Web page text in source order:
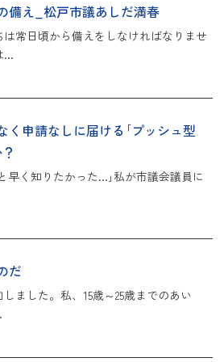
備え_松戸市議あしだ満春
常日頃から備えをしなければなりませ
...
く申請なしに届ける｢プッシュ型
早く知りたかった...｣私が市議会議員に
だ
ました。私、15歳～25歳までのあい